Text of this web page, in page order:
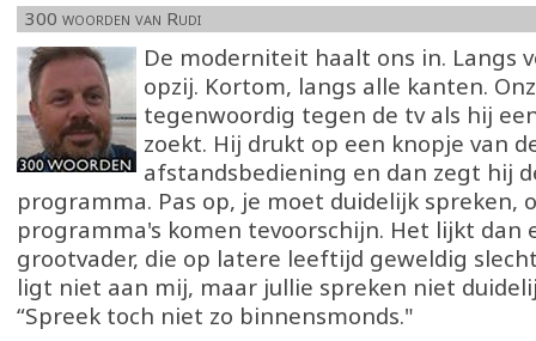
300 woorden van Rudi
De moderniteit haalt ons in. Langs
opzij. Kortom, langs alle kanten.
tegenwoordig tegen de tv als hij
zoekt. Hij drukt op een knopje van
afstandsbediening en dan zegt hij
programma. Pas op, je moet duidelijk spreken,
programma's komen tevoorschijn. Het lijkt dan
grootvader, die op latere leeftijd geweldig
ligt niet aan mij, maar jullie spreken niet
“Spreek toch niet zo binnensmonds."